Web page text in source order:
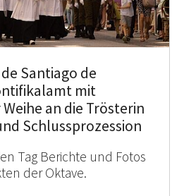
Santiago de
mit
an die Trösterin
Schlussprozession
Tag Berichte und Fotos
der Oktave.